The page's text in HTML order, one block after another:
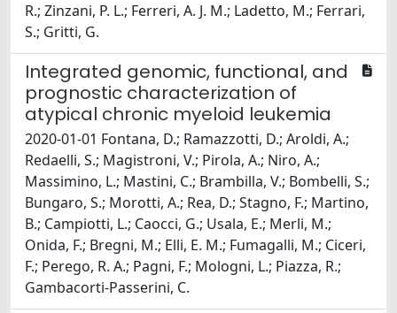
R.; Zinzani, P. L.; Ferreri, A. J. M.; Ladetto, M.; Ferrari,
S.; Gritti, G.
Integrated genomic, functional, and
prognostic characterization of
atypical chronic myeloid leukemia
2020-01-01 Fontana, D.; Ramazzotti, D.; Aroldi, A.;
Redaelli, S.; Magistroni, V.; Pirola, A.; Niro, A.;
Massimino, L.; Mastini, C.; Brambilla, V.; Bombelli, S.;
Bungaro, S.; Morotti, A.; Rea, D.; Stagno, F.; Martino,
B.; Campiotti, L.; Caocci, G.; Usala, E.; Merli, M.;
Onida, F.; Bregni, M.; Elli, E. M.; Fumagalli, M.; Ciceri,
F.; Perego, R. A.; Pagni, F.; Mologni, L.; Piazza, R.;
Gambacorti-Passerini, C.